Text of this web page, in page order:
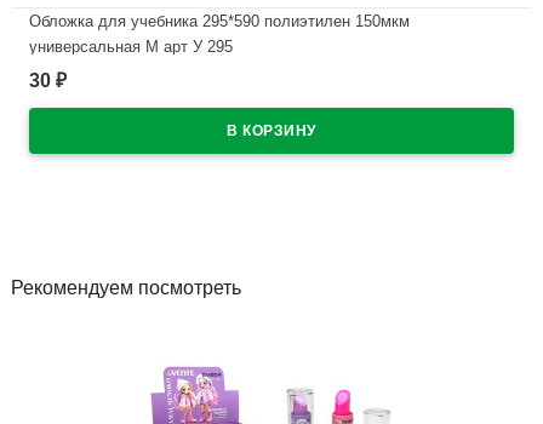
Обложка для учебника 295*590 полиэтилен 150мкм
универсальная М арт У 295
В наличии
30 ₽
Рекомендуем посмотреть